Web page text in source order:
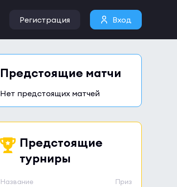
Регистрация Вход
Предстоящие матчи
Нет предстоящих матчей
Предстоящие
турниры
Название Приз